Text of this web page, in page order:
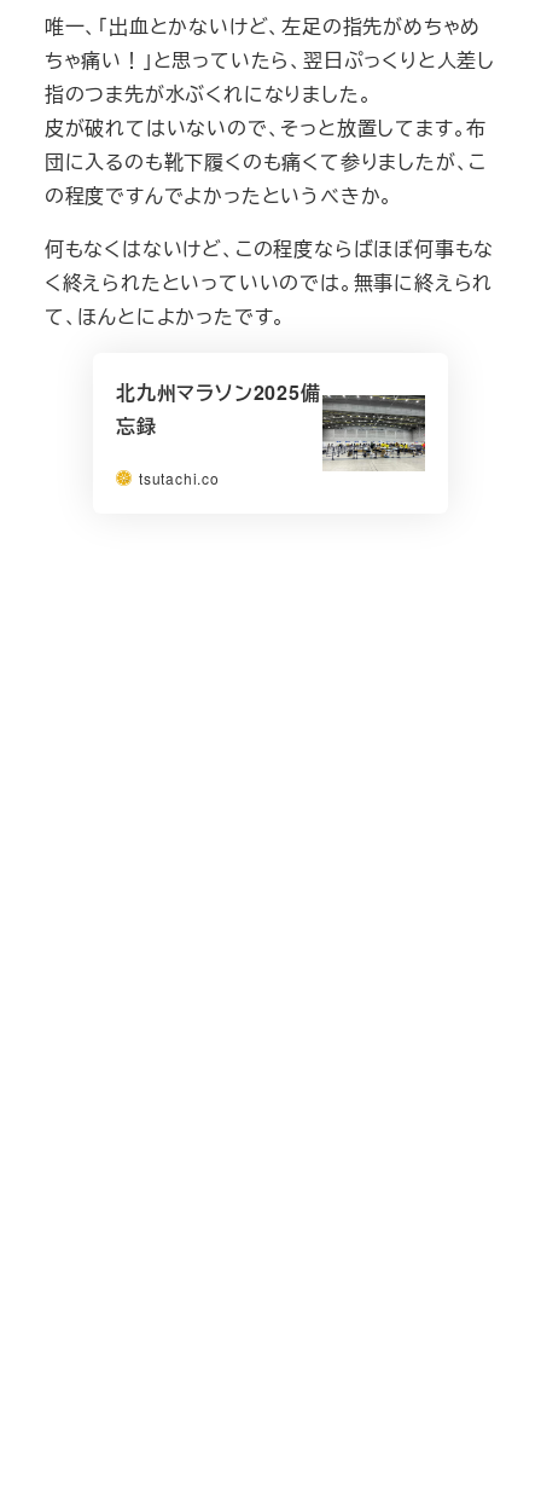
唯一、「出血とかないけど、左足の指先がめちゃめ
ちゃ痛い！」と思っていたら、翌日ぷっくりと人差し
指のつま先が水ぶくれになりました。
皮が破れてはいないので、そっと放置してます。布
団に入るのも靴下履くのも痛くて参りましたが、こ
の程度ですんでよかったというべきか。
何もなくはないけど、この程度ならばほぼ何事もな
く終えられたといっていいのでは。無事に終えられ
て、ほんとによかったです。
北九州マラソン2025備
忘録
tsutachi.co